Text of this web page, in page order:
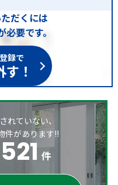
だくには
要です。
録で
！
れていない、
件があります!!
件